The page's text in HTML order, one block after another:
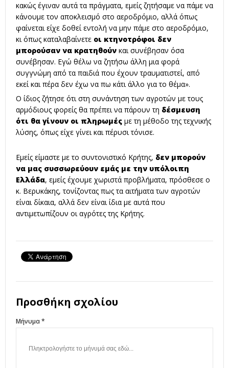
κακώς έγιναν αυτά τα πράγματα, εμείς ζητήσαμε να πάμε να
κάνουμε τον αποκλεισμό στο αεροδρόμιο, αλλά όπως
φαίνεται είχε δοθεί εντολή να μην πάμε στο αεροδρόμιο,
κι όπως καταλαβαίνετε οι κτηνοτρόφοι δεν
μπορούσαν να κρατηθούν και συνέβησαν όσα
συνέβησαν. Εγώ θέλω να ζητήσω άλλη μια φορά
συγγνώμη από τα παιδιά που έχουν τραυματιστεί, από
εκεί και πέρα δεν έχω να πω κάτι άλλο για το θέμα».
Ο ίδιος ζήτησε ότι στη συνάντηση των αγροτών με τους
αρμόδιους φορείς θα πρέπει να πάρουν τη δέσμευση
ότι θα γίνουν οι πληρωμές με τη μέθοδο της τεχνικής
λύσης, όπως είχε γίνει και πέρυσι τόνισε.
Εμείς είμαστε με το συντονιστικό Κρήτης, δεν μπορούν
να μας συσσωρεύουν εμάς με την υπόλοιπη
Ελλάδα, εμείς έχουμε χωριστά προβλήματα, πρόσθεσε ο
κ. Βερυκάκης, τονίζοντας πως τα αιτήματα των αγροτών
είναι δίκαια, αλλά δεν είναι ίδια με αυτά που
αντιμετωπίζουν οι αγρότες της Κρήτης.
Προσθήκη σχολίου
Μήνυμα *